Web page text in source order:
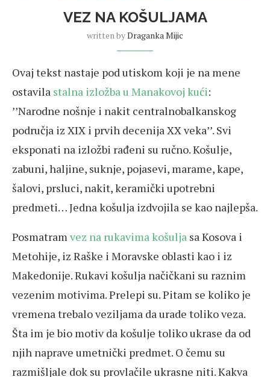
VEZ NA KOŠULJAMA
written byDraganka Mijic
Ovaj tekst nastaje pod utiskom koji je na mene
ostavila stalna izložba u Manakovoj kući:
’’Narodne nošnje i nakit centralnobalkanskog
područja iz XIX i prvih decenija XX veka’’. Svi
eksponati na izložbi rađeni su ručno. Košulje,
zabuni, haljine, suknje, pojasevi, marame, kape,
šalovi, prsluci, nakit, keramički upotrebni
predmeti… Jedna košulja izdvojila se kao najlepša.
Posmatramvez na rukavima košulja sa Kosova i
Metohije, iz Raške i Moravske oblasti kao i iz
Makedonije. Rukavi košulja načičkani su raznim
vezenim motivima. Prelepi su. Pitam se koliko je
vremena trebalo veziljama da urade toliko veza.
Šta im je bio motiv da košulje toliko ukrase da od
njih naprave umetnički predmet. O čemu su
razmišljale dok su provlačile ukrasne niti. Kakva